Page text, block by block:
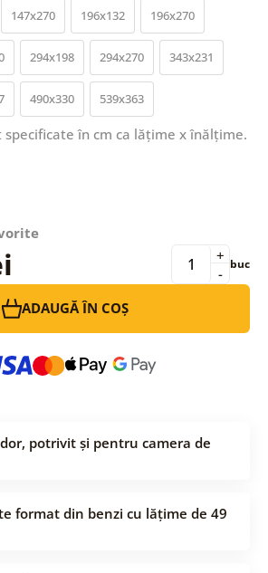
147x270 196x132 196x270
294x198 294x270 343x231
490x330 539x363
în cm ca lățime x înălțime.
-
+ buc
ADAUGĂ ÎN COȘ
potrivit și pentru camera de
format din benzi cu lățime de 49